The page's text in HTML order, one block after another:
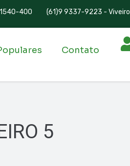
400 (61)9 9337-9223 - Viveiro
Contato
5